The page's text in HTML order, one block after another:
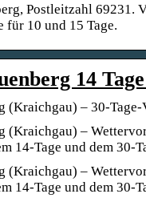
Postleitzahl 69231.
für 10 und 15 Tage.
14
(Kraichgau) – 30-
(Kraichgau) –
14-Tage und dem 30-
(Kraichgau) –
14-Tage und dem 30-